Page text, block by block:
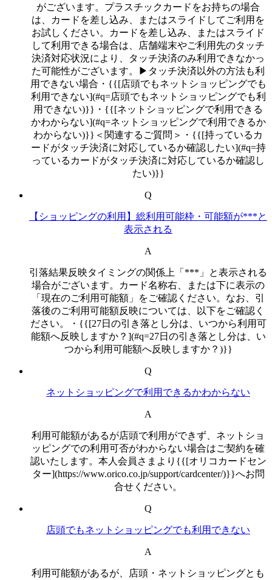
がございます。プラスチックカードをお持ちの場合
は、カードを差し込み、またはスライドしてご利用を
お試しください。カードを差し込み、またはスライド
して利用できる場合は、店舗端末やご利用先のタッチ
決済対応状況により、タッチ決済のみ利用できなかっ
た可能性がございます。▶タッチ決済以外の方法も利
用できない場合・{{[店頭でもネットショッピングでも
利用できない](#q=店頭でもネットショッピングでも利
用できない)}}・{{[ネットショッピングで利用できる
かわからない](#q=ネットショッピングで利用できるか
わからない)}}＜関連するご質問＞・{{[持っているカ
ードがタッチ決済に対応しているか確認したい](#q=持
っているカードがタッチ決済に対応しているか確認し
たい)}}
Q
【ショッピングの利用】総利用可能枠・可能額が***と
表示される
A
引落結果反映タイミングの関係上「***」と表示される
場合がございます。カード名称右、または下に表示の
「現在のご利用可能額」をご確認ください。なお、引
落後のご利用可能額反映については、以下をご確認く
ださい。・{{[27日の引き落とし分は、いつから利用可
能額へ反映しますか？](#q=27日の引き落とし分は、い
つから利用可能額へ反映しますか？)}}
Q
ネットショッピングで利用できるかわからない
A
利用可能額があるが店頭で利用ができず、ネットショ
ッピングでの利用可否がわからない場合はご契約を確
認いたします。本人会員さまより{{[オリコカードセン
ター](https://www.orico.co.jp/support/cardcenter/)}}へお問
合せください。
Q
店頭でもネットショッピングでも利用できない
A
利用可能額があるが、店頭・ネットショッピングとも